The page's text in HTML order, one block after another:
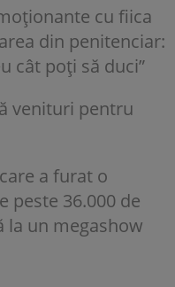
cu fiica
din penitenciar:
cât poți să duci”
venituri pentru
a furat o
peste 36.000 de
la un megashow